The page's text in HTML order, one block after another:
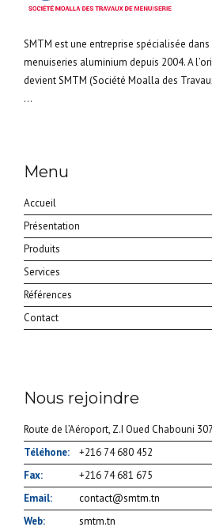
SMTM est une entreprise spécialisée
menuiseries aluminium depuis 2004. A
devient SMTM (Société Moalla des
...
Menu
Accueil
Présentation
Produits
Services
Références
Contact
Nous rejoindre
Route de l’Aéroport, Z.I Oued Chabouni
Téléhone:
+216 74 680 452
Fax:
+216 74 681 675
Email:
contact@smtm.tn
Web:
smtm.tn